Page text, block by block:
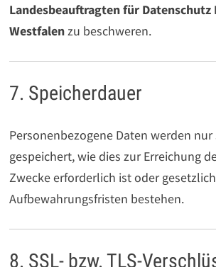
Landesbeauftragten für
Westfalenzu beschweren.
7. Speicherdauer
Personenbezogene Daten werden nur
gespeichert, wie dies zur Erreichung
Zwecke erforderlich ist oder
Aufbewahrungsfristen bestehen.
8. SSL- bzw. TLS-